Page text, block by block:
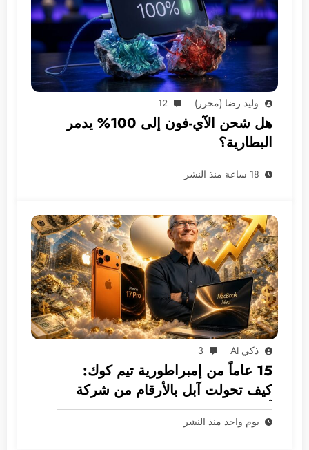
وليد رضا (محرر) 12
هل شحن الآي-فون إلى 100% يدمر
البطارية؟
18 ساعة منذ النشر
ذكي AI 3
15 عاماً من إمبراطورية تيم كوك:
كيف تحولت آبل بالأرقام من شركة
أجهزة إلى غول بـ 5 ترليونات دولار؟
يوم واحد منذ النشر